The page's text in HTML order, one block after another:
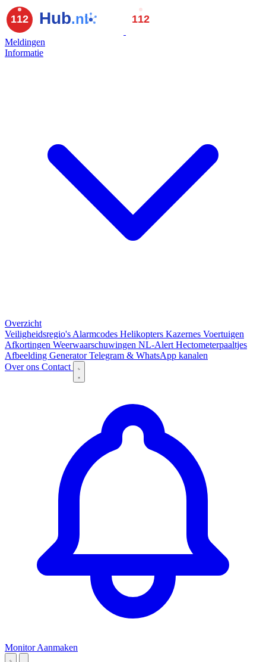
Meldingen
Informatie
Overzicht
Veiligheidsregio's Alarmcodes Helikopters Kazernes Voertuigen
Afkortingen Weerwaarschuwingen NL-Alert Hectometerpaaltjes
Afbeelding GeneratorTelegram & WhatsApp kanalen
Over ons Contact
Monitor Aanmaken